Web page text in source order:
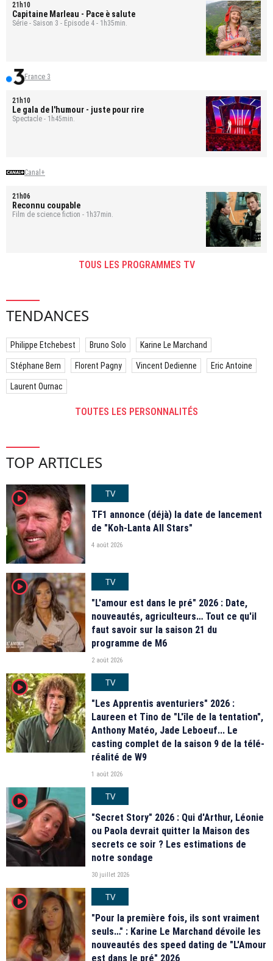
21h10
Capitaine Marleau - Pace è salute
Série - Saison 3 - Épisode 4 - 1h35min.
France 3
21h10
Le gala de l'humour - juste pour rire
Spectacle - 1h45min.
Canal+
21h06
Reconnu coupable
Film de science fiction - 1h37min.
TOUS LES PROGRAMMES TV
TENDANCES
Philippe Etchebest Bruno Solo Karine Le Marchand
Stéphane Bern Florent Pagny Vincent Dedienne Eric Antoine
Laurent Ournac
TOUTES LES PERSONNALITÉS
TOP ARTICLES
player2
TV
TF1 annonce (déjà) la date de lancement
de "Koh-Lanta All Stars"
4 août 2026
player2
TV
"L'amour est dans le pré" 2026 : Date,
nouveautés, agriculteurs… Tout ce qu'il
faut savoir sur la saison 21 du
programme de M6
2 août 2026
player2
TV
"Les Apprentis aventuriers" 2026 :
Laureen et Tino de "L'île de la tentation",
Anthony Matéo, Jade Leboeuf... Le
casting complet de la saison 9 de la télé-
réalité de W9
1 août 2026
player2
TV
"Secret Story" 2026 : Qui d'Arthur, Léonie
ou Paola devrait quitter la Maison des
secrets ce soir ? Les estimations de
notre sondage
30 juillet 2026
player2
TV
"Pour la première fois, ils sont vraiment
seuls…" : Karine Le Marchand dévoile les
nouveautés des speed dating de "L'Amour
est dans le pré" 2026